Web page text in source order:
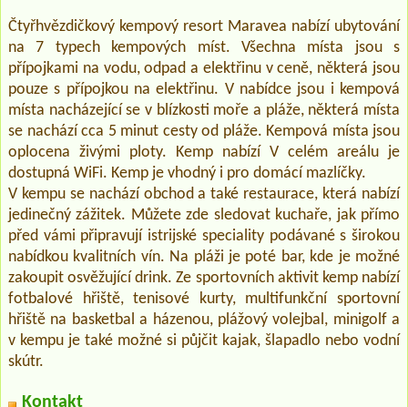
Čtyřhvězdičkový kempový resort Maravea nabízí ubytování
na 7 typech kempových míst. Všechna místa jsou s
přípojkami na vodu, odpad a elektřinu v ceně, některá jsou
pouze s přípojkou na elektřinu. V nabídce jsou i kempová
místa nacházející se v blízkosti moře a pláže, některá místa
se nachází cca 5 minut cesty od pláže. Kempová místa jsou
oplocena živými ploty. Kemp nabízí V celém areálu je
dostupná WiFi. Kemp je vhodný i pro domácí mazlíčky.
V kempu se nachází obchod a také restaurace, která nabízí
jedinečný zážitek. Můžete zde sledovat kuchaře, jak přímo
před vámi připravují istrijské speciality podávané s širokou
nabídkou kvalitních vín. Na pláži je poté bar, kde je možné
zakoupit osvěžující drink. Ze sportovních aktivit kemp nabízí
fotbalové hřiště, tenisové kurty, multifunkční sportovní
hřiště na basketbal a házenou, plážový volejbal, minigolf a
v kempu je také možné si půjčit kajak, šlapadlo nebo vodní
skútr.
Kontakt